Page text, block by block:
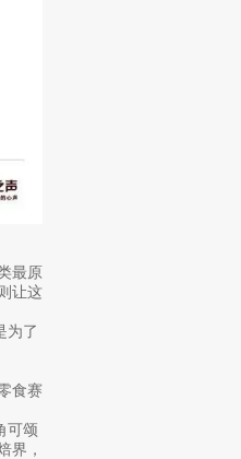
最原
让这
为了
食赛
可颂
界，